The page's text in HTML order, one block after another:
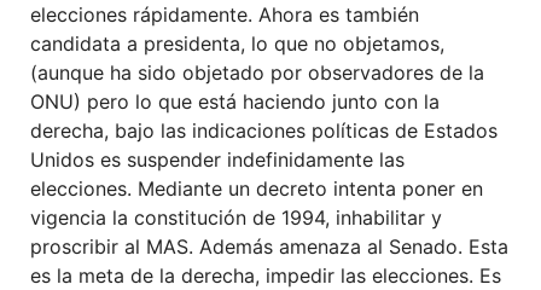
elecciones rápidamente. Ahora es también
candidata a presidenta, lo que no objetamos,
(aunque ha sido objetado por observadores de la
ONU) pero lo que está haciendo junto con la
derecha, bajo las indicaciones políticas de Estados
Unidos es suspender indefinidamente las
elecciones. Mediante un decreto intenta poner en
vigencia la constitución de 1994, inhabilitar y
proscribir al MAS. Además amenaza al Senado. Esta
es la meta de la derecha, impedir las elecciones. Es